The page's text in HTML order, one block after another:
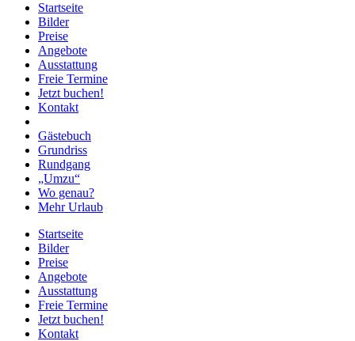
Startseite
Bilder
Preise
Angebote
Ausstattung
Freie Termine
Jetzt buchen!
Kontakt
Gästebuch
Grundriss
Rundgang
„Umzu“
Wo genau?
Mehr Urlaub
Startseite
Bilder
Preise
Angebote
Ausstattung
Freie Termine
Jetzt buchen!
Kontakt